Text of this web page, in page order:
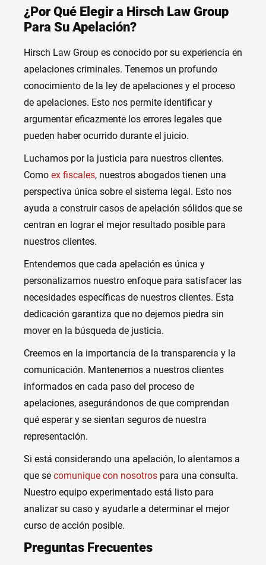
¿Por Qué Elegir a Hirsch Law Group
Para Su Apelación?
Hirsch Law Group es conocido por su experiencia en
apelaciones criminales. Tenemos un profundo
conocimiento de la ley de apelaciones y el proceso
de apelaciones. Esto nos permite identificar y
argumentar eficazmente los errores legales que
pueden haber ocurrido durante el juicio.
Luchamos por la justicia para nuestros clientes.
Como ex fiscales, nuestros abogados tienen una
perspectiva única sobre el sistema legal. Esto nos
ayuda a construir casos de apelación sólidos que se
centran en lograr el mejor resultado posible para
nuestros clientes.
Entendemos que cada apelación es única y
personalizamos nuestro enfoque para satisfacer las
necesidades específicas de nuestros clientes. Esta
dedicación garantiza que no dejemos piedra sin
mover en la búsqueda de justicia.
Creemos en la importancia de la transparencia y la
comunicación. Mantenemos a nuestros clientes
informados en cada paso del proceso de
apelaciones, asegurándonos de que comprendan
qué esperar y se sientan seguros de nuestra
representación.
Si está considerando una apelación, lo alentamos a
que se comunique con nosotros para una consulta.
Nuestro equipo experimentado está listo para
analizar su caso y ayudarle a determinar el mejor
curso de acción posible.
Preguntas Frecuentes